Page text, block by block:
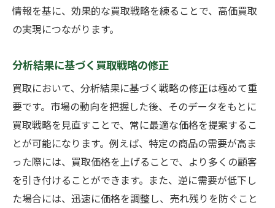
情報を基に、効果的な買取戦略を練ることで、高価買取
の実現につながります。
分析結果に基づく買取戦略の修正
買取において、分析結果に基づく戦略の修正は極めて重
要です。市場の動向を把握した後、そのデータをもとに
買取戦略を見直すことで、常に最適な価格を提案するこ
とが可能になります。例えば、特定の商品の需要が高ま
った際には、買取価格を上げることで、より多くの顧客
を引き付けることができます。また、逆に需要が低下し
た場合には、迅速に価格を調整し、売れ残りを防ぐこと